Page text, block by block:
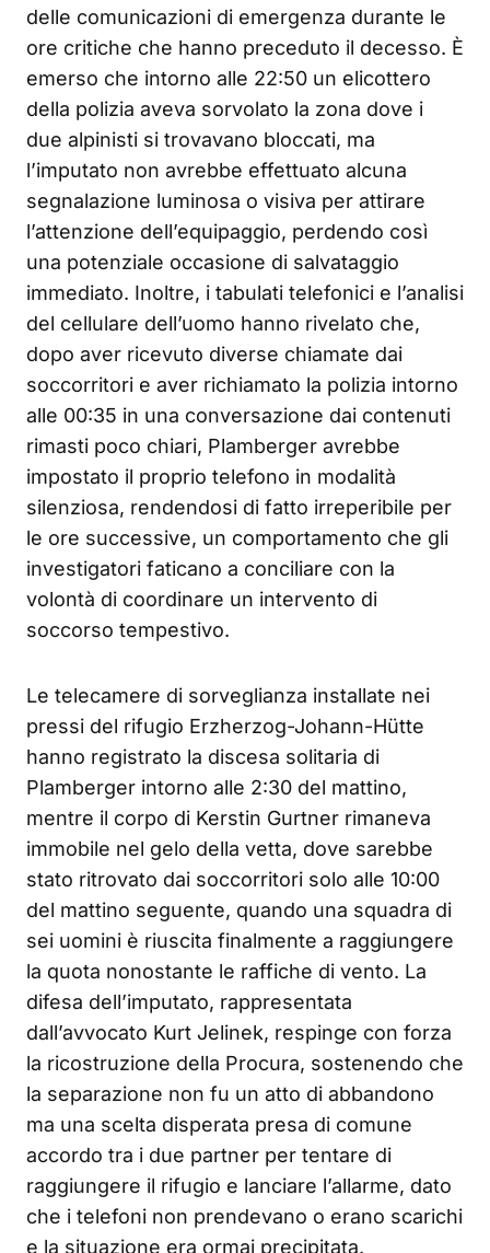
delle comunicazioni di emergenza durante le
ore critiche che hanno preceduto il decesso. È
emerso che intorno alle 22:50 un elicottero
della polizia aveva sorvolato la zona dove i
due alpinisti si trovavano bloccati, ma
l’imputato non avrebbe effettuato alcuna
segnalazione luminosa o visiva per attirare
l’attenzione dell’equipaggio, perdendo così
una potenziale occasione di salvataggio
immediato. Inoltre, i tabulati telefonici e l’analisi
del cellulare dell’uomo hanno rivelato che,
dopo aver ricevuto diverse chiamate dai
soccorritori e aver richiamato la polizia intorno
alle 00:35 in una conversazione dai contenuti
rimasti poco chiari, Plamberger avrebbe
impostato il proprio telefono in modalità
silenziosa, rendendosi di fatto irreperibile per
le ore successive, un comportamento che gli
investigatori faticano a conciliare con la
volontà di coordinare un intervento di
soccorso tempestivo.
Le telecamere di sorveglianza installate nei
pressi del rifugio Erzherzog-Johann-Hütte
hanno registrato la discesa solitaria di
Plamberger intorno alle 2:30 del mattino,
mentre il corpo di Kerstin Gurtner rimaneva
immobile nel gelo della vetta, dove sarebbe
stato ritrovato dai soccorritori solo alle 10:00
del mattino seguente, quando una squadra di
sei uomini è riuscita finalmente a raggiungere
la quota nonostante le raffiche di vento. La
difesa dell’imputato, rappresentata
dall’avvocato Kurt Jelinek, respinge con forza
la ricostruzione della Procura, sostenendo che
la separazione non fu un atto di abbandono
ma una scelta disperata presa di comune
accordo tra i due partner per tentare di
raggiungere il rifugio e lanciare l’allarme, dato
che i telefoni non prendevano o erano scarichi
e la situazione era ormai precipitata.